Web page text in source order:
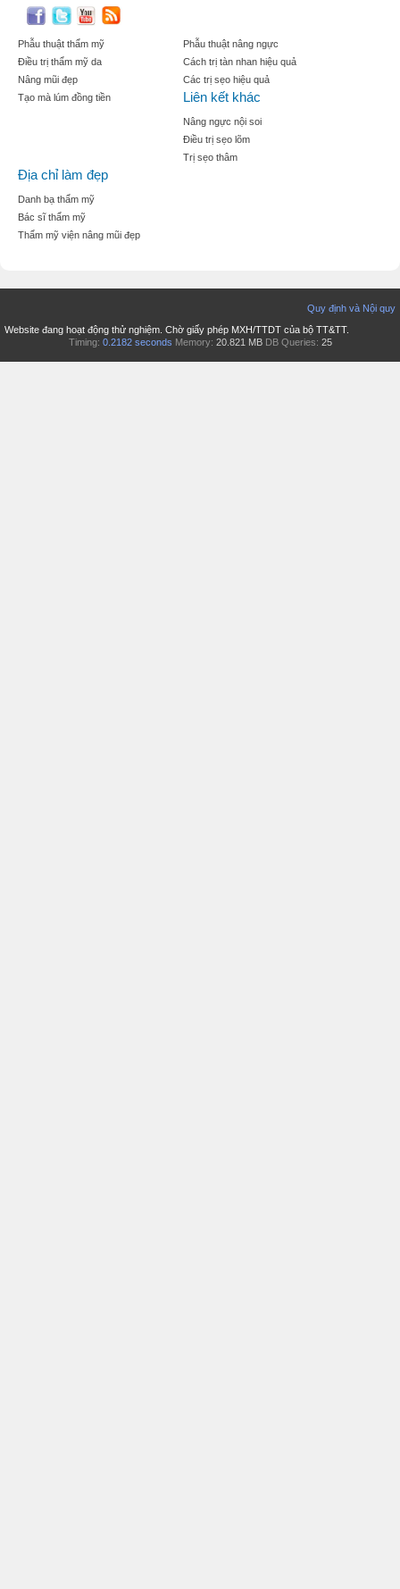
Phẫu thuật thẩm mỹ
Điều trị thẩm mỹ da
Nâng mũi đẹp
Tạo mà lúm đồng tiền
Phẫu thuật nâng ngực
Cách trị tàn nhan hiệu quả
Các trị sẹo hiệu quả
Liên kết khác
Nâng ngực nội soi
Điều trị sẹo lõm
Trị sẹo thâm
Địa chỉ làm đẹp
Danh bạ thẩm mỹ
Bác sĩ thẩm mỹ
Thẩm mỹ viện nâng mũi đẹp
Quy định và Nội quy
Website đang hoạt động thử nghiệm. Chờ giấy phép MXH/TTDT của bộ TT&TT.
Timing: 0.2182 seconds Memory: 20.821 MB DB Queries: 25